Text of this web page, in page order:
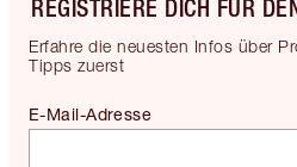
REGISTRIERE DICH FÜR
Erfahre die neuesten Infos über
Tipps zuerst
E-Mail-Adresse